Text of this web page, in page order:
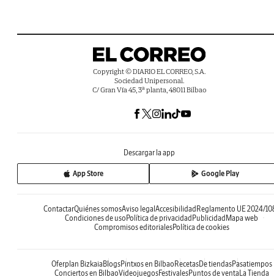
Copyright © DIARIO EL CORREO, S.A.
Sociedad Unipersonal.
C/ Gran Vía 45, 3ª planta, 48011 Bilbao
Descargar la app
App Store Google Play
ContactarQuiénes somosAviso legal Accesibilidad Reglamento UE 2024/
Condiciones de uso Política de privacidad Publicidad Mapa web
Compromisos editorialesPolítica de cookies
Oferplan Bizkaia BlogsPintxos en Bilbao RecetasDe tiendasPasatiempos
Conciertos en BilbaoVideojuegosFestivalesPuntos de venta La Tienda